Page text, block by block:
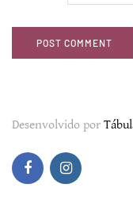
Desenvolvido por